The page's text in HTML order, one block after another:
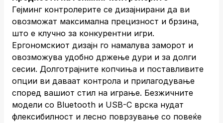
Гејминг контролерите се дизајнирани да ви
овозможат максимална прецизност и брзина,
што е клучно за конкурентни игри.
Ергономскиот дизајн го намалува заморот и
овозможува удобно држење дури и за долги
сесии. Долготрајните копчиња и поставливите
опции ви даваат контрола и прилагодување
според вашиот стил на играње. Безжичните
модели со Bluetooth и USB-C врска нудат
флексибилност и лесно поврзување со повеќе